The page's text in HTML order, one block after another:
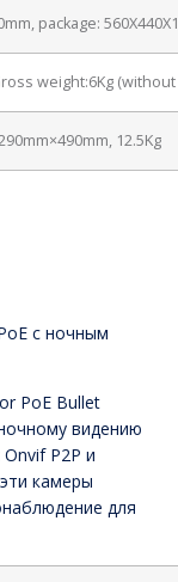
package:
weight:6Kg (without
12.5Kg
с ночным
PoE Bullet
видению
P2P и
камеры
для